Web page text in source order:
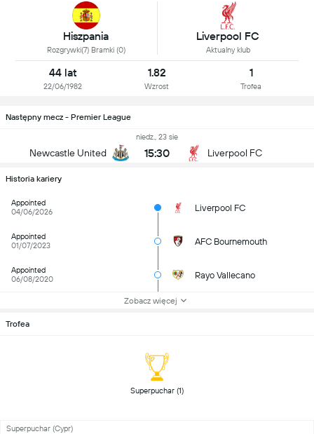
Hiszpania
Rozgrywki(7) Bramki (0)
Liverpool FC
Aktualny klub
44 lat
22/06/1982
1.82
Wzrost
1
Trofea
Następny mecz - Premier League
Newcastle United
niedz., 23 sie
15:30 Liverpool FC
Historia kariery
Appointed
04/06/2026
Liverpool FC
Appointed
01/07/2023
AFC Bournemouth
Appointed
06/08/2020
Rayo Vallecano
Zobacz więcej
Trofea
Superpuchar (Cypr)